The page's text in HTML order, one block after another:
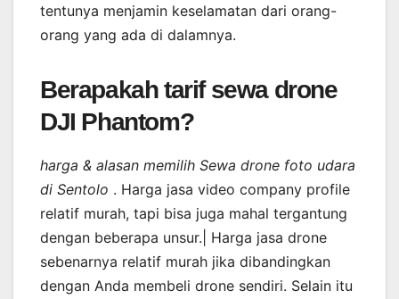
tentunya menjamin keselamatan dari orang-
orang yang ada di dalamnya.
Berapakah tarif sewa drone
DJI Phantom?
harga & alasan memilih Sewa drone foto udara
di Sentolo . Harga jasa video company profile
relatif murah, tapi bisa juga mahal tergantung
dengan beberapa unsur.| Harga jasa drone
sebenarnya relatif murah jika dibandingkan
dengan Anda membeli drone sendiri. Selain itu